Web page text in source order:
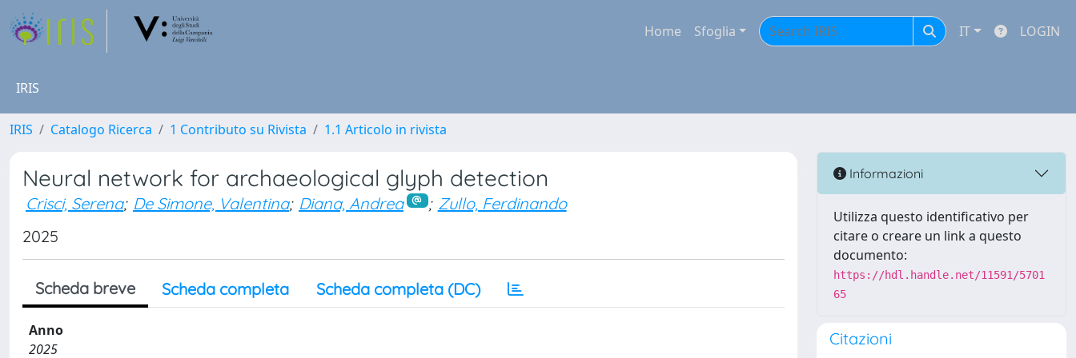
Home Sfoglia IT LOGIN
IRIS
IRIS Catalogo Ricerca 1 Contributo su Rivista 1.1 Articolo in rivista
Neural network for archaeological glyph detection
Crisci, Serena; De Simone, Valentina; Diana, Andrea ; Zullo, Ferdinando
2025
Scheda breve Scheda completa Scheda completa (DC)
Anno
2025
Informazioni
Utilizza questo identificativo per
citare o creare un link a questo
documento:
https://hdl.handle.net/11591/5701
65
Citazioni